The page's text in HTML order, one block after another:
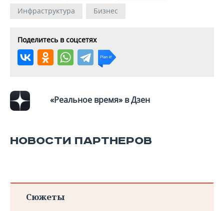
Инфраструктура
Бизнес
Поделитесь в соцсетях
«Реальное время» в Дзен
НОВОСТИ ПАРТНЕРОВ
Сюжеты